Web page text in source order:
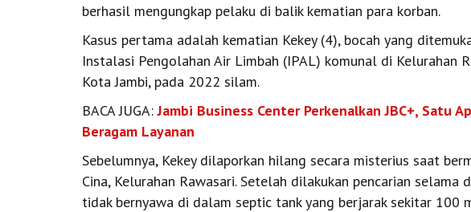
berhasil mengungkap pelaku di balik kematian para korban.
Kasus pertama adalah kematian Kekey (4), bocah yang
Instalasi Pengolahan Air Limbah (IPAL) komunal di Kelurahan
Kota Jambi, pada 2022 silam.
BACA JUGA:Jambi Business Center Perkenalkan JBC+, Satu
Beragam Layanan
Sebelumnya, Kekey dilaporkan hilang secara misterius saat
Cina, Kelurahan Rawasari. Setelah dilakukan pencarian selama
tidak bernyawa di dalam septic tank yang berjarak sekitar 100